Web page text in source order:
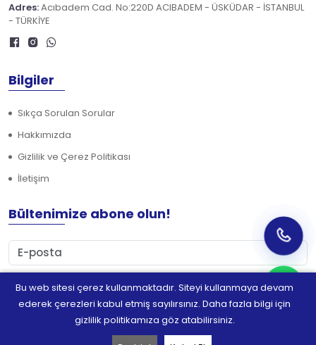
Bu web sitesi çerez kullanmaktadır. Siteyi kullanmaya devam
ederek çerezleri kabul etmiş sayılırsınız. Daha fazla bilgi için
gizlilik politikamıza göz atabilirsiniz.
Adres:Acıbadem Cad. No:220D ACIBADEM - ÜSKÜDAR - İSTANBUL
- TÜRKİYE
Bilgiler
Sıkça Sorulan Sorular
Hakkımızda
Gizlilik ve Çerez Politikası
İletişim
Bültenimize abone olun!
Abone Ol